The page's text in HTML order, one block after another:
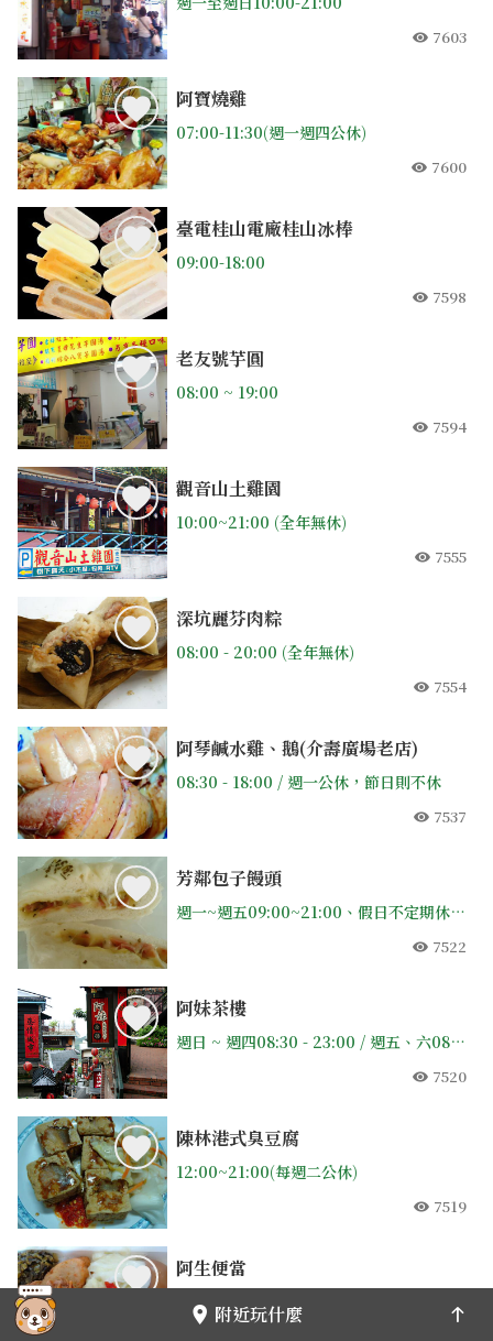
人氣
7603
阿寶燒雞
07:00-11:30(週一週四公休)
人氣
7600
臺電桂山電廠桂山冰棒
09:00-18:00
人氣
7598
老友號芋圓
08:00 ~ 19:00
人氣
7594
觀音山土雞園
10:00~21:00 (全年無休)
人氣
7555
深坑麗芬肉粽
08:00 - 20:00 (全年無休)
人氣
7554
阿琴鹹水雞、鵝(介壽廣場老店)
08:30 - 18:00 / 週一公休，節日則不休
人氣
7537
芳鄰包子饅頭
週一~週五09:00~21:00、假日不定期休(可事先打電話問)
人氣
7522
阿妹茶樓
週日 ~ 週四08:30 - 23:00 / 週五、六08:30 - 01:00
人氣
7520
陳林港式臭豆腐
12:00~21:00(每週二公休)
人氣
7519
阿生便當
08:00-15:00 ,16:30-18:00 15:30-16:30休息 週一公休
附近玩什麼